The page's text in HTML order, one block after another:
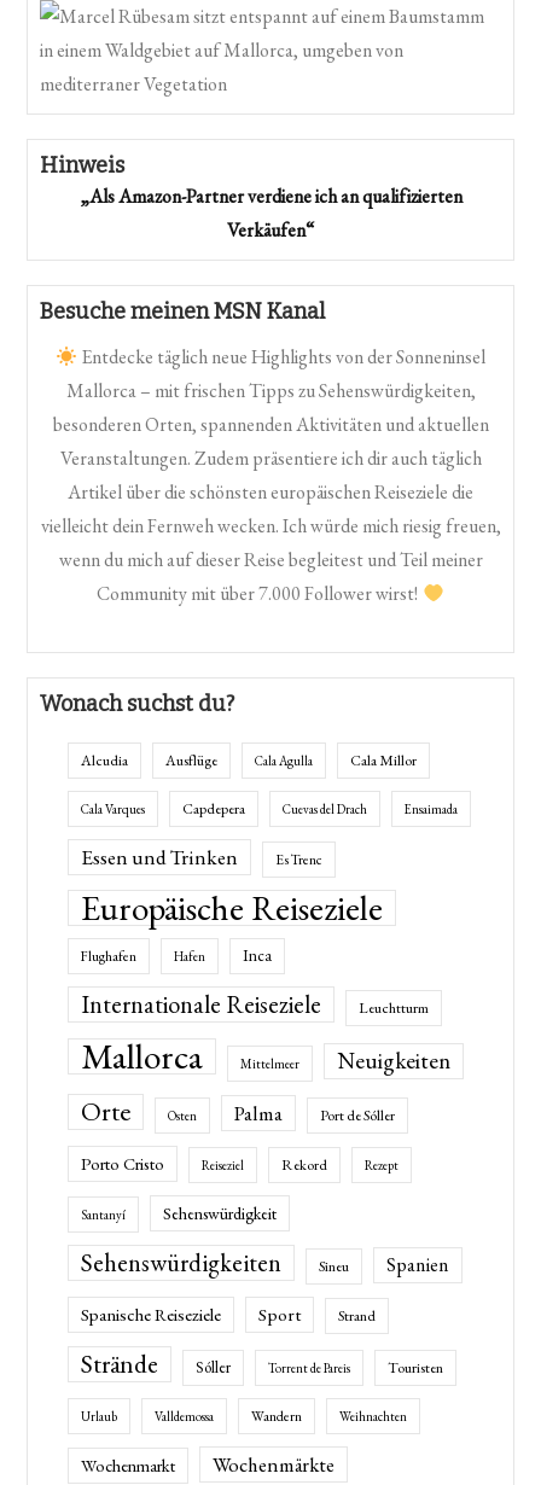
Hinweis
„Als Amazon-Partner verdiene ich an qualifizierten
Verkäufen“
Besuche meinen MSN Kanal
Entdecke täglich neue Highlights von der Sonneninsel
Mallorca – mit frischen Tipps zu Sehenswürdigkeiten,
besonderen Orten, spannenden Aktivitäten und aktuellen
Veranstaltungen. Zudem präsentiere ich dir auch täglich
Artikel über die schönsten europäischen Reiseziele die
vielleicht dein Fernweh wecken. Ich würde mich riesig freuen,
wenn du mich auf dieser Reise begleitest und Teil meiner
Community mit über 7.000 Follower wirst!
Wonach suchst du?
Alcudia Ausflüge Cala Agulla Cala Millor
Cala Varques Capdepera Cuevas del Drach Ensaimada
Essen und Trinken Es Trenc
Europäische Reiseziele
Flughafen Hafen Inca
Internationale Reiseziele Leuchtturm
Mallorca Mittelmeer Neuigkeiten
Orte Osten Palma Port de Sóller
Porto Cristo Reiseziel Rekord Rezept
Santanyí Sehenswürdigkeit
Sehenswürdigkeiten Sineu Spanien
Spanische Reiseziele Sport Strand
Strände Sóller Torrent de Pareis Touristen
Urlaub Valldemossa Wandern Weihnachten
Wochenmarkt Wochenmärkte